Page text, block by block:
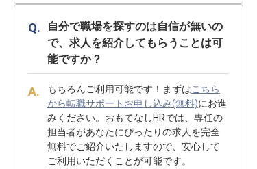
自分で職場を探すのは自信が無いの
で、求人を紹介してもらうことは可
能ですか？
もちろんご利用可能です！まずはこちら
から転職サポートお申し込み(無料)にお進
みください。おもてなしHRでは、専任の
担当者があなたにぴったりの求人を完全
無料でご紹介いたしますので、安心して
ご利用いただくことが可能です。